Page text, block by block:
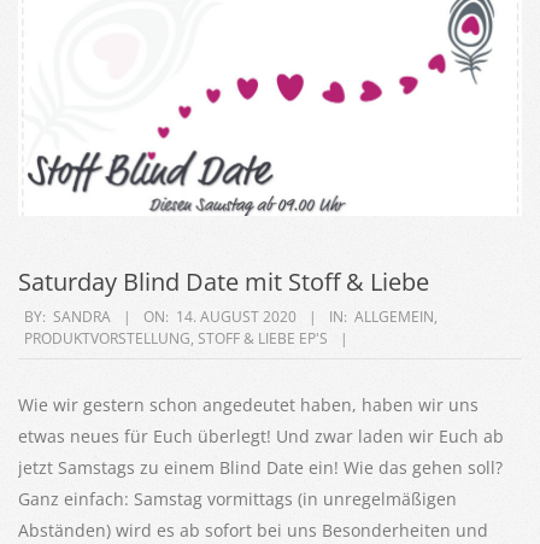
Saturday Blind Date mit Stoff & Liebe
2020-
08-
BY: SANDRA ON: 14. AUGUST 2020 IN: ALLGEMEIN,
PRODUKTVORSTELLUNG, STOFF & LIEBE EP'S
Wie wir gestern schon angedeutet haben, haben wir uns
etwas neues für Euch überlegt! Und zwar laden wir Euch ab
jetzt Samstags zu einem Blind Date ein! Wie das gehen soll?
Ganz einfach: Samstag vormittags (in unregelmäßigen
Abständen) wird es ab sofort bei uns Besonderheiten und